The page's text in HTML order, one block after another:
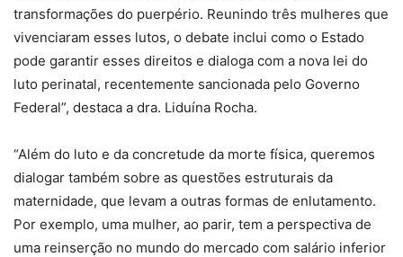
transformações do puerpério. Reunindo três mulheres que
vivenciaram esses lutos, o debate inclui como o Estado
pode garantir esses direitos e dialoga com a nova lei do
luto perinatal, recentemente sancionada pelo Governo
Federal”, destaca a dra. Liduína Rocha.
“Além do luto e da concretude da morte física, queremos
dialogar também sobre as questões estruturais da
maternidade, que levam a outras formas de enlutamento.
Por exemplo, uma mulher, ao parir, tem a perspectiva de
uma reinserção no mundo do mercado com salário inferior